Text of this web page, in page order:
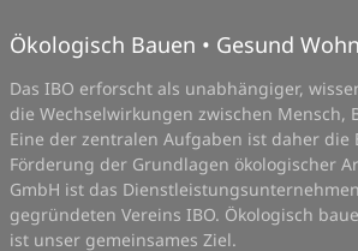
Ökologisch Bauen • Gesund
Das IBO erforscht als unabhängiger,
die Wechselwirkungen zwischen Mensch,
Eine der zentralen Aufgaben ist daher die
Förderung der Grundlagen ökologischer
GmbH ist das
gegründeten Vereins IBO. Ökologisch
ist unser gemeinsames Ziel.